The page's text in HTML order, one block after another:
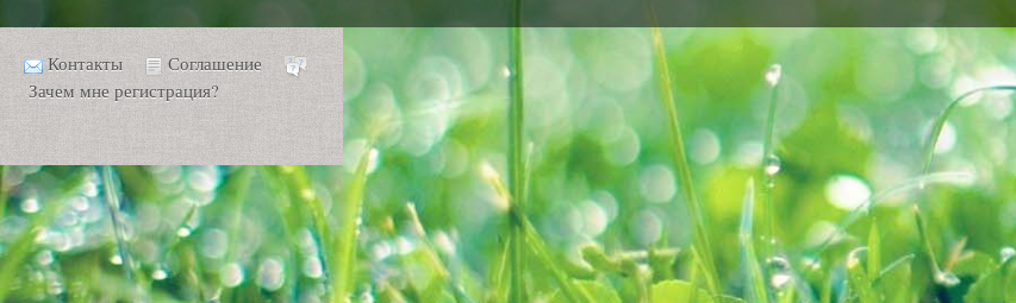
Контакты
Соглашение
Зачем мне регистрация?